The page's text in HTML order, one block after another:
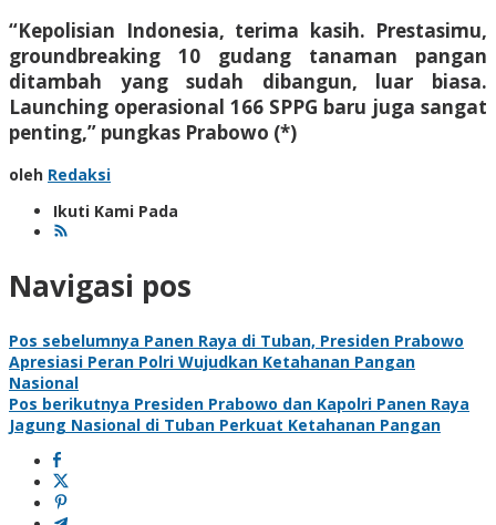
“Kepolisian Indonesia, terima kasih. Prestasimu,
groundbreaking 10 gudang tanaman pangan
ditambah yang sudah dibangun, luar biasa.
Launching operasional 166 SPPG baru juga sangat
penting,” pungkas Prabowo (*)
oleh Redaksi
Ikuti Kami Pada
Navigasi pos
Pos sebelumnya Panen Raya di Tuban, Presiden Prabowo
Apresiasi Peran Polri Wujudkan Ketahanan Pangan
Nasional
Pos berikutnya Presiden Prabowo dan Kapolri Panen Raya
Jagung Nasional di Tuban Perkuat Ketahanan Pangan